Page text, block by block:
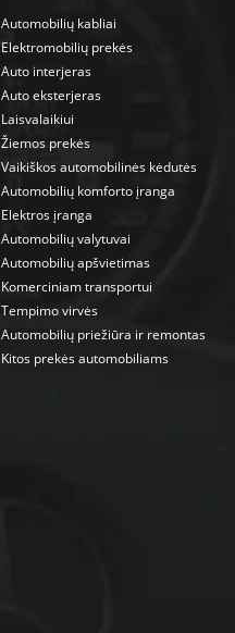
Automobilių kabliai
Elektromobilių prekės
Auto interjeras
Auto eksterjeras
Laisvalaikiui
Žiemos prekės
Vaikiškos automobilinės kėdutės
Automobilių komforto įranga
Elektros įranga
Automobilių valytuvai
Automobilių apšvietimas
Komerciniam transportui
Tempimo virvės
Automobilių priežiūra ir remontas
Kitos prekės automobiliams